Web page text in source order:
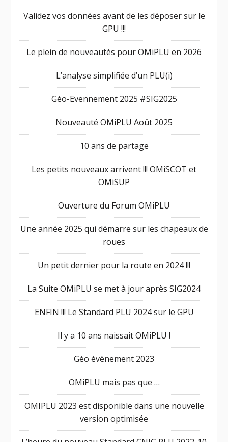
Validez vos données avant de les déposer sur le
GPU !!!
Le plein de nouveautés pour OMiPLU en 2026
L’analyse simplifiée d’un PLU(i)
Géo-Evennement 2025 #SIG2025
Nouveauté OMiPLU Août 2025
10 ans de partage
Les petits nouveaux arrivent !!! OMiSCOT et
OMiSUP
Ouverture du Forum OMiPLU
Une année 2025 qui démarre sur les chapeaux de
roues
Un petit dernier pour la route en 2024 !!!
La Suite OMiPLU se met à jour après SIG2024
ENFIN !!! Le Standard PLU 2024 sur le GPU
Il y a 10 ans naissait OMiPLU !
Géo évènement 2023
OMiPLU mais pas que …
OMIPLU 2023 est disponible dans une nouvelle
version optimisée